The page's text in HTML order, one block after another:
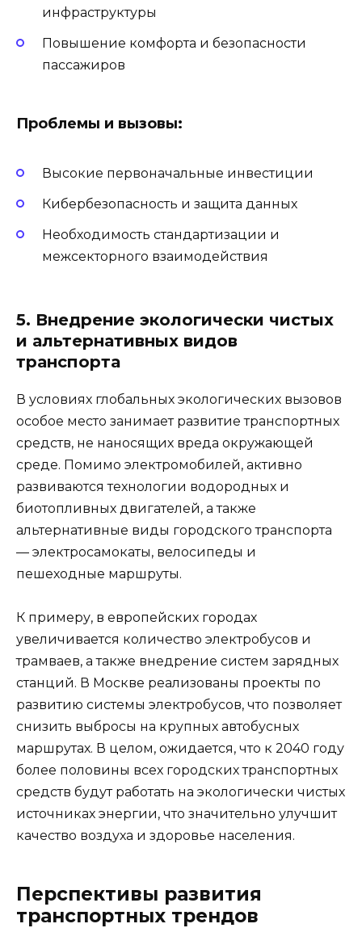
инфраструктуры
Повышение комфорта и безопасности
пассажиров
Проблемы и вызовы:
Высокие первоначальные инвестиции
Кибербезопасность и защита данных
Необходимость стандартизации и
межсекторного взаимодействия
5. Внедрение экологически чистых
и альтернативных видов
транспорта
В условиях глобальных экологических вызовов
особое место занимает развитие транспортных
средств, не наносящих вреда окружающей
среде. Помимо электромобилей, активно
развиваются технологии водородных и
биотопливных двигателей, а также
альтернативные виды городского транспорта
— электросамокаты, велосипеды и
пешеходные маршруты.
К примеру, в европейских городах
увеличивается количество электробусов и
трамваев, а также внедрение систем зарядных
станций. В Москве реализованы проекты по
развитию системы электробусов, что позволяет
снизить выбросы на крупных автобусных
маршрутах. В целом, ожидается, что к 2040 году
более половины всех городских транспортных
средств будут работать на экологически чистых
источниках энергии, что значительно улучшит
качество воздуха и здоровье населения.
Перспективы развития
транспортных трендов